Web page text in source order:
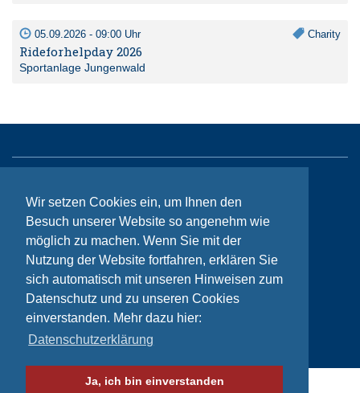
Wir setzen Cookies ein, um Ihnen den
Besuch unserer Website so angenehm wie
möglich zu machen. Wenn Sie mit der
Nutzung der Website fortfahren, erklären Sie
sich automatisch mit unseren Hinweisen zum
Datenschutz und zu unseren Cookies
einverstanden. Mehr dazu hier:
Datenschutzerklärung
Ja, ich bin einverstanden
05.09.2026 - 09:00 Uhr Charity
Rideforhelpday 2026
Sportanlage Jungenwald
Kontakt
Impressum
Datenschutzhinweise